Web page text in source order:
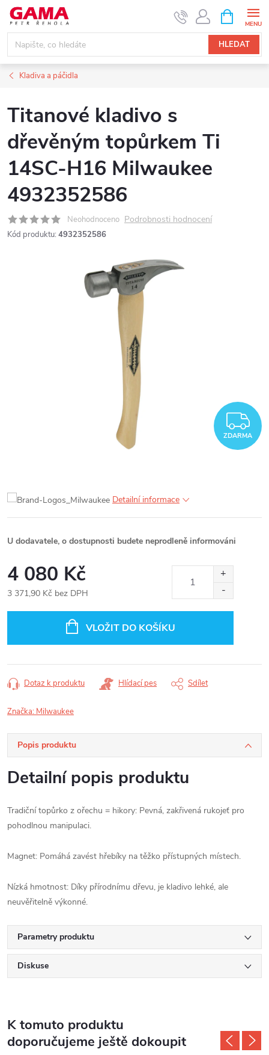
Přejít
obsah
HLEDAT
NÁKUPNÍ
KOŠÍK
Kladiva a páčidla
Titanové kladivo s
dřevěným topůrkem Ti
14SC-H16 Milwaukee
4932352586
Neohodnoceno Podrobnosti hodnocení
Kód produktu: 4932352586
ZDARMA
Detailní informace
U dodavatele, o dostupnosti budete neprodleně informováni
4 080 Kč
3 371,90 Kč bez DPH
VLOŽIT DO KOŠÍKU
Dotaz k produktu Hlídací pes Sdílet
Značka: Milwaukee
Popis produktu
Detailní popis produktu
Tradiční topůrko z ořechu = hikory: Pevná, zakřivená rukojeť pro
pohodlnou manipulaci.
Magnet: Pomáhá zavést hřebíky na těžko přístupných místech.
Nízká hmotnost: Díky přírodnímu dřevu, je kladivo lehké, ale
neuvěřitelně výkonné.
Parametry produktu
Diskuse
K tomuto produktu
doporučujeme ještě dokoupit